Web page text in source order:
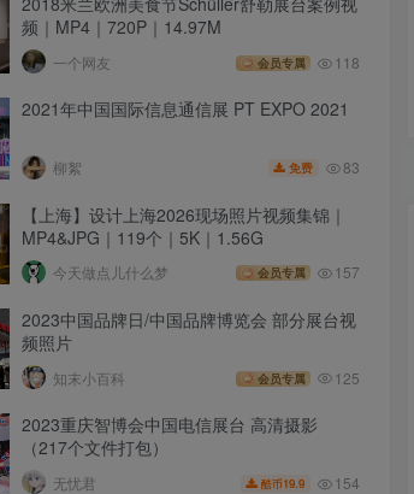
频｜MP4｜720P｜14.97M
一个网友 会员专属 118
2021年中国国际信息通信展 PT EXPO 2021
柳絮 免费 83
【上海】设计上海2026现场照片视频集锦｜
MP4&JPG｜119个｜5K｜1.56G
今天做点儿什么梦 会员专属 157
2023中国品牌日/中国品牌博览会 部分展台视
频照片
知末小百科 会员专属 125
2023重庆智博会中国电信展台 高清摄影
（217个文件打包）
无忧君 酷币19.9 154